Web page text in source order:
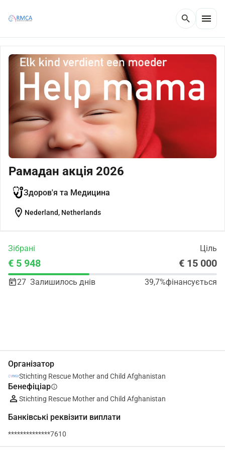
search menu
Рамадан акція 2026
Здоров'я та Медицина
location_on Nederland, Netherlands
Зібрані Ціль
€ 5 948 € 15 000
27 Залишилось днів 39,7%фінансується
Організатор
Stichting Rescue Mother and Child Afghanistan
Бенефіціарinfo
Stichting Rescue Mother and Child Afghanistan
Банківські реквізити виплати
**************7610